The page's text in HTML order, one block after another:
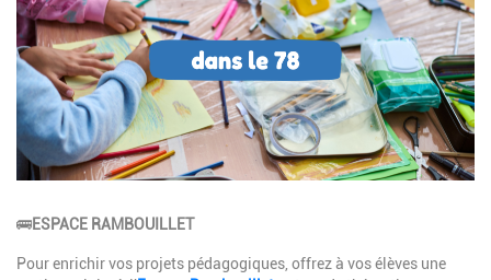
Description
🚌ESPACE RAMBOUILLET
Pour enrichir vos projets pédagogiques, offrez à vos élèves une